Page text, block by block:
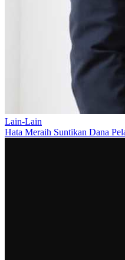
Lain-Lain
Hata Meraih Suntikan Dana